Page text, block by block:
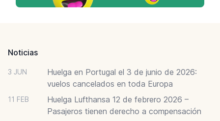
Noticias
3 JUN
Huelga en Portugal el 3 de junio de 2026:
vuelos cancelados en toda Europa
11 FEB
Huelga Lufthansa 12 de febrero 2026 –
Pasajeros tienen derecho a compensación